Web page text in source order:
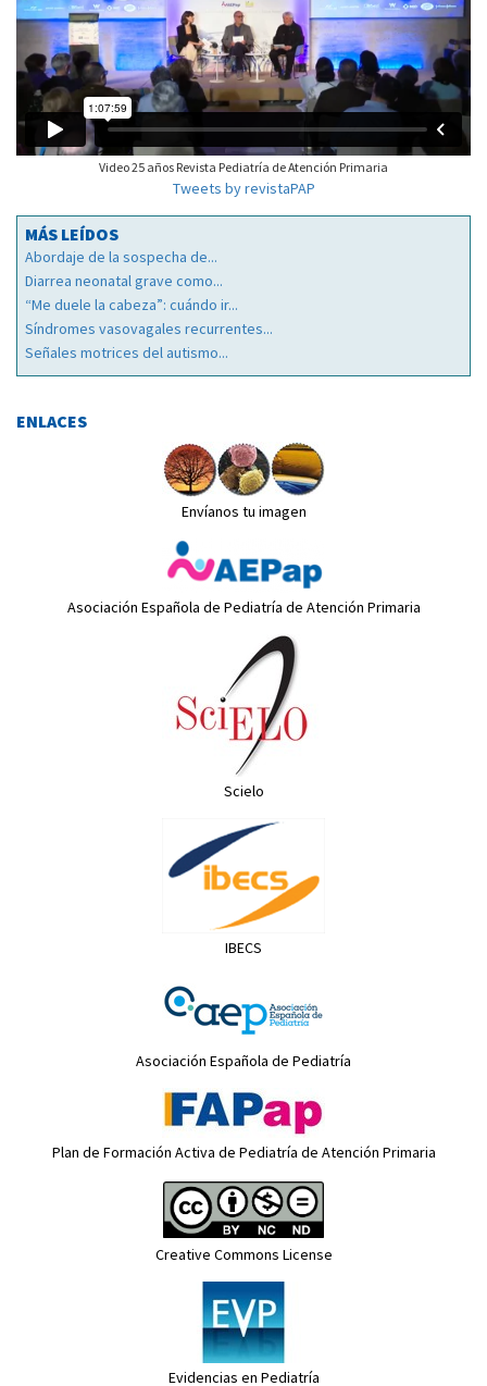
Video 25 años Revista Pediatría de Atención Primaria
Tweets by revistaPAP
MÁS LEÍDOS
Abordaje de la sospecha de...
Diarrea neonatal grave como...
“Me duele la cabeza”: cuándo ir...
Síndromes vasovagales recurrentes...
Señales motrices del autismo...
ENLACES
Envíanos tu imagen
Asociación Española de Pediatría de Atención Primaria
Scielo
IBECS
Asociación Española de Pediatría
Plan de Formación Activa de Pediatría de Atención Primaria
Creative Commons License
Evidencias en Pediatría